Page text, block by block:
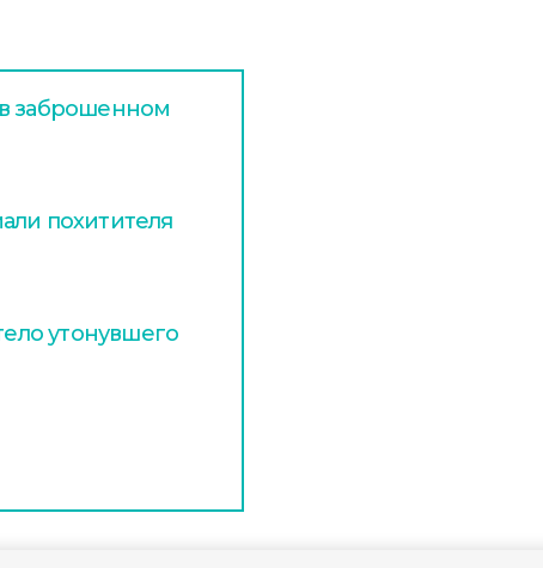
заброшенном
похитителя
утонувшего